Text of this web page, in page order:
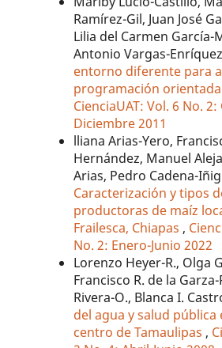
Ramírez-Gil, Juan José
Lilia del Carmen García-
Antonio Vargas-
entorno diferente para
programación
CienciaUAT: Vol. 6 No.
Diciembre 2011
lliana Arias-Yero,
Hernández, Manuel
Arias, Pedro Cadena-
Caracterización y tipos
productoras de maíz
Frailesca, Chiapas ,
No. 2: Enero-Junio 2022
Lorenzo Heyer-R., Olga
Francisco R. de la
Rivera-O., Blanca I.
del agua y salud pública
centro de Tamaulipas ,